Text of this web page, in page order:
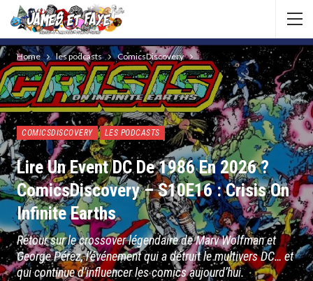
Home les podcasts ComicsDiscovery
COMICSDISCOVERY LES PODCASTS
Lire Un Event DC De 1986 En 2026 ?
ComicsDiscovery – S10E16 : Crisis On
Infinite Earths
Retour sur le crossover légendaire de Marv Wolfman et
George Pérez, l’événement qui a détruit le multivers DC… et
qui continue d’influencer les comics aujourd’hui.